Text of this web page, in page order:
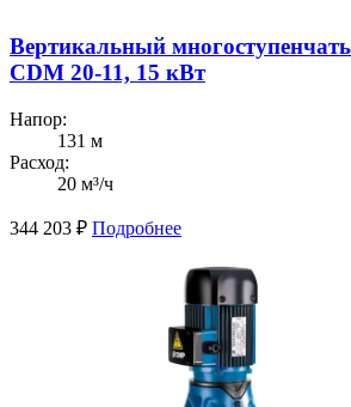
Вертикальный
CDM 20-11, 15 кВт
Напор:
131 м
Расход:
20 м³/ч
344 203 ₽ Подробнее